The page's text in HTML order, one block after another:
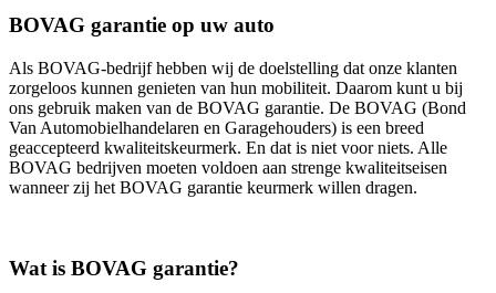
BOVAG garantie op uw auto
Als BOVAG-bedrijf hebben wij de doelstelling dat onze klanten
zorgeloos kunnen genieten van hun mobiliteit. Daarom kunt u bij
ons gebruik maken van de BOVAG garantie. De BOVAG (Bond
Van Automobielhandelaren en Garagehouders) is een breed
geaccepteerd kwaliteitskeurmerk. En dat is niet voor niets. Alle
BOVAG bedrijven moeten voldoen aan strenge kwaliteitseisen
wanneer zij het BOVAG garantie keurmerk willen dragen.
Wat is BOVAG garantie?